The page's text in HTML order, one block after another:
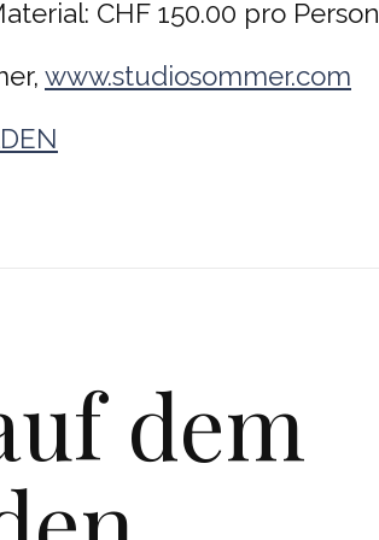
CHF 150.00 pro Person
www.studiosommer.com
dem